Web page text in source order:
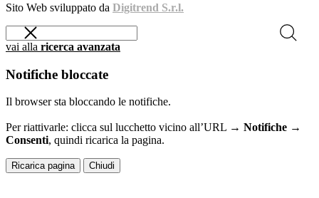
Sito Web sviluppato da Digitrend S.r.l.
vai alla ricerca avanzata
Notifiche bloccate
Il browser sta bloccando le notifiche.
Per riattivarle: clicca sul lucchetto vicino all’URL → Notifiche →
Consenti, quindi ricarica la pagina.
Ricarica pagina Chiudi